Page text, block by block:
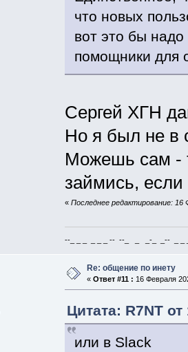
что новых
вот это бы
помощники для
Сергей ХГН
Но я был не в
Можешь сам -
займись,
« Последнее редактирование: 16
--_ _ _ _ _ _ -- --_ _ _-_ _-- _ _
Re: общение по инету
« Ответ #11 : 16 Февраля
Цитата: R7NT
или в Slack